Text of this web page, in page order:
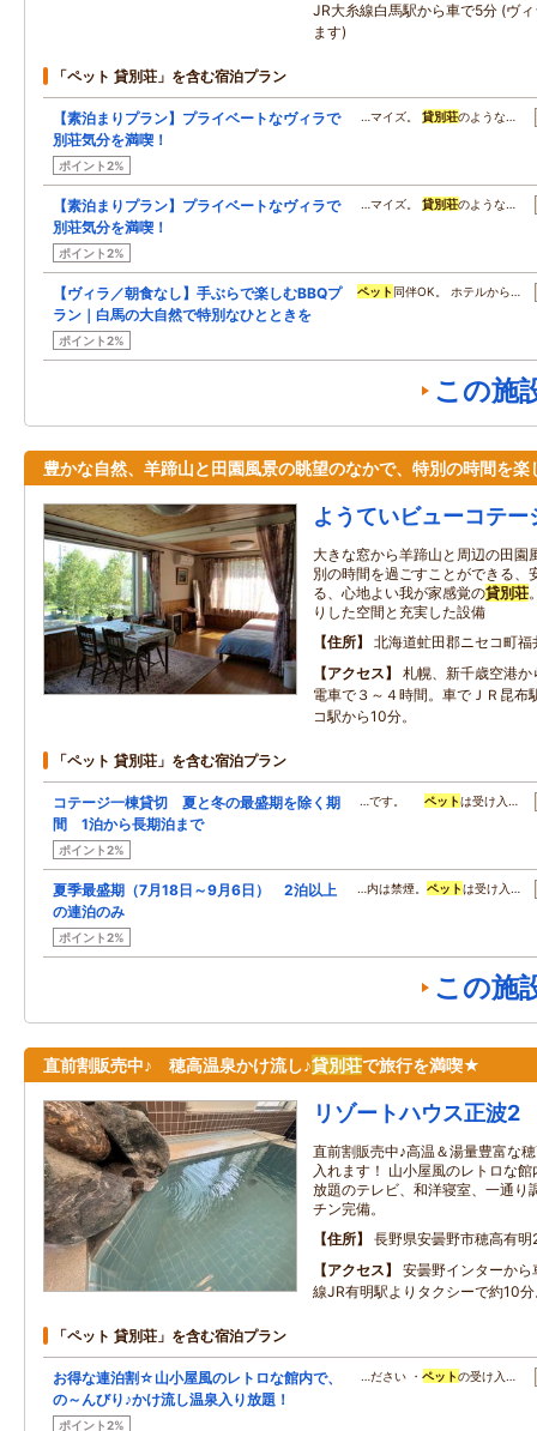
JR大糸線白馬駅から車で5分 (ヴ
ます)
「ペット 貸別荘」を含む宿泊プラン
【素泊まりプラン】プライベートなヴィラで
別荘気分を満喫！
ポイント2%
…マイズ。貸別荘のような…
【素泊まりプラン】プライベートなヴィラで
別荘気分を満喫！
ポイント2%
…マイズ。貸別荘のような…
【ヴィラ／朝食なし】手ぶらで楽しむBBQプ
ラン｜白馬の大自然で特別なひとときを
ポイント2%
ペット 同伴OK。 ホテルから…
この施
豊かな自然、羊蹄山と田園風景の眺望のなかで、特別の時間を楽
ようていビューコテー
大きな窓から羊蹄山と周辺の田園
別の時間を過ごすことができる、
る、心地よい我が家感覚の貸別荘
りした空間と充実した設備
住所
北海道虻田郡ニセコ町
アクセス
札幌、新千歳空港
電車で３～４時間。車でＪＲ昆布
コ駅から10分。
「ペット 貸別荘」を含む宿泊プラン
コテージ一棟貸切 夏と冬の最盛期を除く期
間 1泊から長期泊まで
ポイント2%
…です。 ペットは受け入…
夏季最盛期（7月18日～9月6日） 2泊以上
の連泊のみ
ポイント2%
…内は禁煙。 ペットは受け入…
この施
直前割販売中♪ 穂高温泉かけ流し♪貸別荘で旅行を満喫★
リゾートハウス正波2
直前割販売中♪高温＆湯量豊富な
入れます！ 山小屋風のレトロな
放題のテレビ、和洋寝室、一通り
チン完備。
住所
長野県安曇野市穂高有明
アクセス
安曇野インターか
線JR有明駅よりタクシーで約10
「ペット 貸別荘」を含む宿泊プラン
お得な連泊割☆山小屋風のレトロな館内で、
の～んびり♪かけ流し温泉入り放題！
ポイント2%
…ださい ・ペットの受け入…